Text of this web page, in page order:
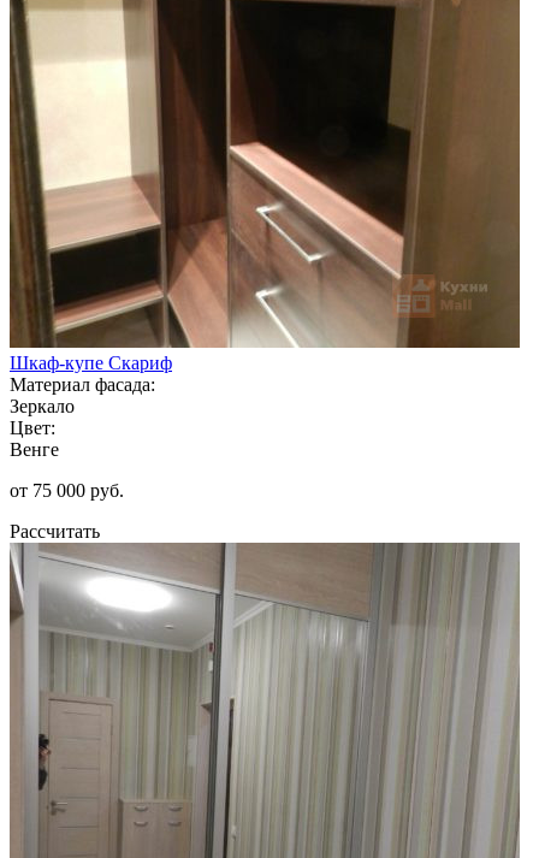
Шкаф-купе Скариф
Материал фасада:
Зеркало
Цвет:
Венге
от 75 000 руб.
Рассчитать